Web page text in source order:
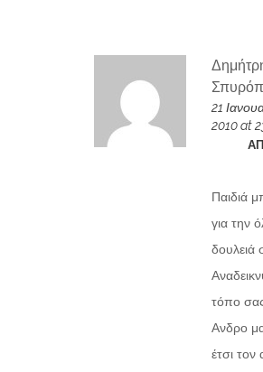
21
2010 at
Παιδιά
για την
δουλειά
τόπο
Ανδρο
έτσι τον